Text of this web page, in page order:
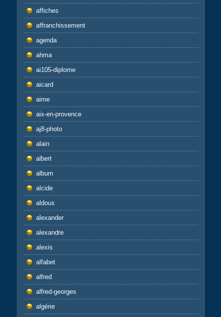
affiches
affranchissement
agenda
ahma
ai105-diplome
aicard
aime
aix-en-provence
aj8-photo
alain
albert
album
alcide
aldous
alexander
alexandre
alexis
alfabet
alfred
alfred-georges
algérie